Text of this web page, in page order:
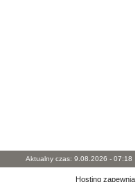
Aktualny czas: 9.08.2026 - 07:18
Hosting zapewnia